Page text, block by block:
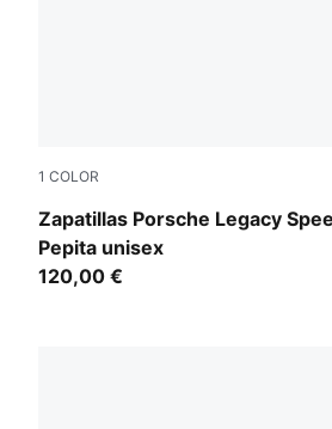
1 COLOR
Zapatillas Porsche Legacy
Pepita unisex
PUMA Black-PUMA White
120,00 €